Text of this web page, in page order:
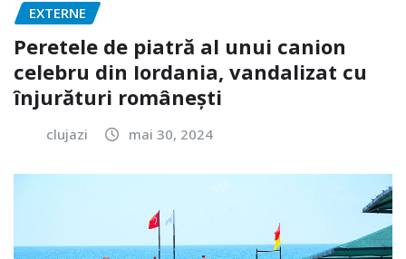
EXTERNE
Peretele de piatră al unui canion
celebru din Iordania, vandalizat cu
înjurături românești
clujazi mai 30, 2024